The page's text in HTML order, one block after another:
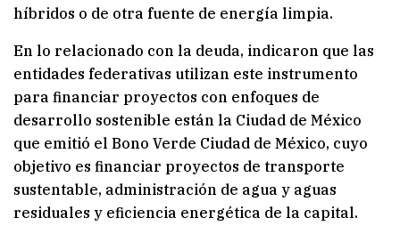
híbridos o de otra fuente de energía limpia.
En lo relacionado con la deuda, indicaron que las
entidades federativas utilizan este instrumento
para financiar proyectos con enfoques de
desarrollo sostenible están la Ciudad de México
que emitió el Bono Verde Ciudad de México, cuyo
objetivo es financiar proyectos de transporte
sustentable, administración de agua y aguas
residuales y eficiencia energética de la capital.